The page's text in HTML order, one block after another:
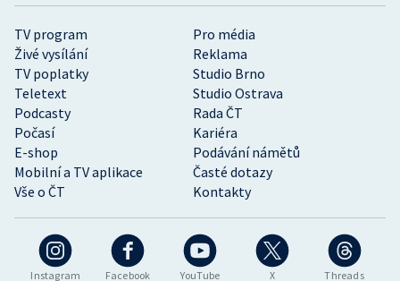
Instagram Facebook YouTube X Threads
TV program
Pro média
Živé vysílání
Reklama
TV poplatky
Studio Brno
Teletext
Studio Ostrava
Podcasty
Rada ČT
Počasí
Kariéra
E-shop
Podávání námětů
Mobilní a TV aplikace
Časté dotazy
Vše o ČT
Kontakty